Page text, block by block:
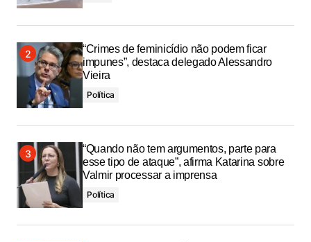
“Crimes de feminicídio não podem ficar
impunes”, destaca delegado Alessandro
Vieira
Política
“Quando não tem argumentos, parte para
esse tipo de ataque”, afirma Katarina sobre
Valmir processar a imprensa
Política